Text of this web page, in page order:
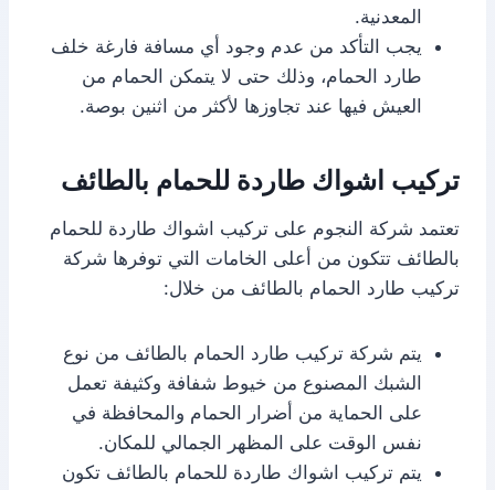
المعدنية.
يجب التأكد من عدم وجود أي مسافة فارغة خلف
طارد الحمام، وذلك حتى لا يتمكن الحمام من
العيش فيها عند تجاوزها لأكثر من اثنين بوصة.
تركيب اشواك طاردة للحمام بالطائف
تعتمد شركة النجوم على تركيب اشواك طاردة للحمام
بالطائف تتكون من أعلى الخامات التي توفرها شركة
تركيب طارد الحمام بالطائف من خلال:
يتم شركة تركيب طارد الحمام بالطائف من نوع
الشبك المصنوع من خيوط شفافة وكثيفة تعمل
على الحماية من أضرار الحمام والمحافظة في
نفس الوقت على المظهر الجمالي للمكان.
يتم تركيب اشواك طاردة للحمام بالطائف تكون